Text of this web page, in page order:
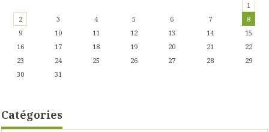
1
2
3 4 5 6 7
8
9
10 11 12 13 14
15
16
17 18 19 20 21
22
23
24 25 26 27 28
29
30
31
Catégories